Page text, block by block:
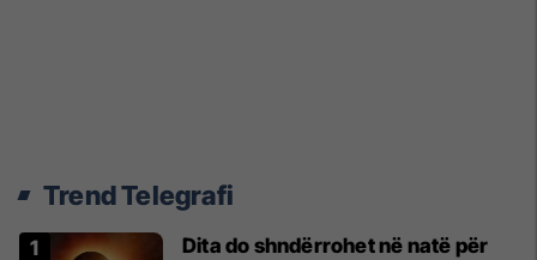
Trend Telegrafi
Dita do shndërrohet në natë për